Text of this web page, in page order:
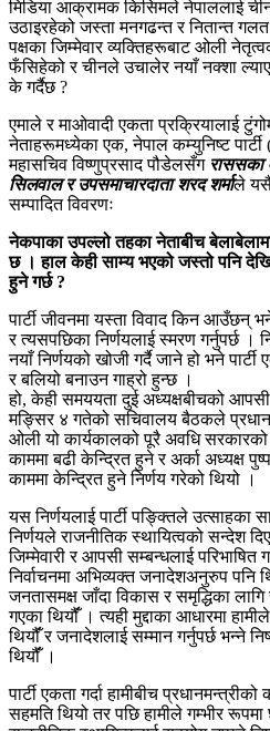
मिडिया आक्रामक किसिमले नेपाललाई
उठाइरहेको जस्ता मनगढन्त र नितान्त
पक्षका जिम्मेवार व्यक्तिहरूबाट ओली
फँसिहेको र चीनले उचालेर नयाँ नक्शा
के गर्दैछ ?
एमाले र माओवादी एकता प्रक्रियालाई
नेताहरूमध्येका एक, नेपाल कम्युनिष्ट पार्टी
महासचिव विष्णुप्रसाद पौडेलसँग राससका
सिलवाल र उपसमाचारदाता शरद शर्माले
सम्पादित विवरणः
नेकपाका उपल्लो तहका नेताबीच
छ । हाल केही साम्य भएको जस्तो पनि
हुने गर्छ ?
पार्टी जीवनमा यस्ता विवाद किन आउँछन्
र त्यसपछिका निर्णयलाई स्मरण गर्नुपर्छ ।
नयाँ निर्णयको खोजी गर्दै जाने हो भने
र बलियो बनाउन गाह्रो हुन्छ ।
हो, केही समययता दुई अध्यक्षबीचको
मङ्सिर ४ गतेको सचिवालय बैठकले
ओली यो कार्यकालको पूरै अवधि
काममा बढी केन्द्रित हुने र अर्का अध्यक्ष
काममा केन्द्रित हुने निर्णय गरेको थियो ।
यस निर्णयलाई पार्टी पङ्क्तिले उत्साहका
निर्णयले राजनीतिक स्थायित्वको सन्देश
जिम्मेवारी र आपसी सम्बन्धलाई परिभाषित
निर्वाचनमा अभिव्यक्त जनादेशअनुरुप पनि
जनतासमक्ष जाँदा विकास र समृद्धिका लागि
गएका थियौंँ । त्यही मुद्दाका आधारमा
थियौंँ र जनादेशलाई सम्मान गर्नुपर्छ भन्ने
थियौंँ ।
पार्टी एकता गर्दा हामीबीच
सहमति थियो तर पछि हामीले गम्भीर